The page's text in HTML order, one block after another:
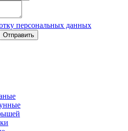
персональных данных
Отправить